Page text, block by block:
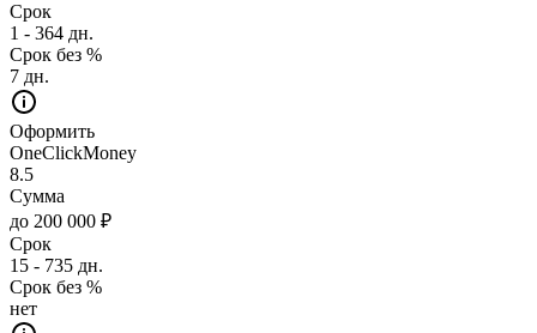
Срок
1 - 364 дн.
Срок без %
7 дн.
Оформить
OneClickMoney
8.5
Сумма
до 200 000 ₽
Срок
15 - 735 дн.
Срок без %
нет